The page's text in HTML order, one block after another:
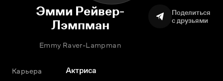
Эмми Рейвер-
Лэмпман
Emmy Raver-Lampman
Поделиться
с друзьями
Карьера Актриса